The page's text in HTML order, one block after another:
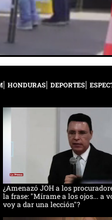
HONDURAS DEPORTES
¿Amenazó JOH a los
la frase: "Mírame a los ojos... a
voy a dar una lección"?